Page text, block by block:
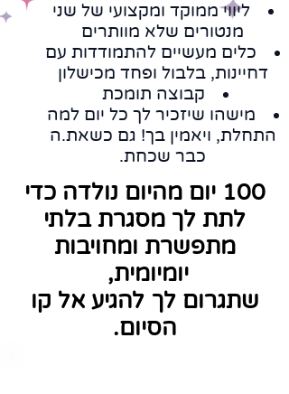
ליווי ממוקד ומקצועי של שני
מנטורים שלא מוותרים
כלים מעשיים להתמודדות עם
דחיינות, בלבול ופחד מכישלון
קבוצה תומכת
מישהו שיזכיר לך כל יום למה
התחלת, ויאמין בך! גם כשאת.ה
כבר שכחת.
100 יום מהיום נולדה כדי
לתת לך מסגרת בלתי
מתפשרת ומחויבות
יומיומית,
שתגרום לך להגיע אל קו
הסיום.